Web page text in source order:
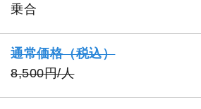
乗合
通常価格（税込）
8,500円/人